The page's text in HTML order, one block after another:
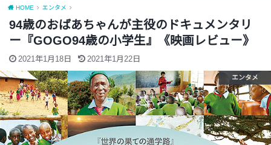
HOME エンタメ
94歳のおばあちゃんが主役のドキュメンタリ
ー『GOGO94歳の小学生』《映画レビュー》
2021年1月18日 2021年1月22日
エンタメ